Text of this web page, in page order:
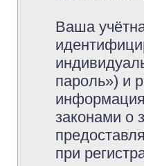
Ваша
пароль») и
законами о
при